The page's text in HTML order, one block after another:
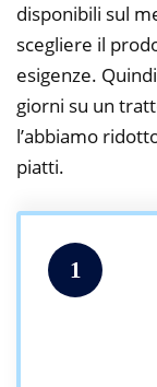
disponibili sul
scegliere il
esigenze.
giorni su un
l’abbiamo
piatti.
1